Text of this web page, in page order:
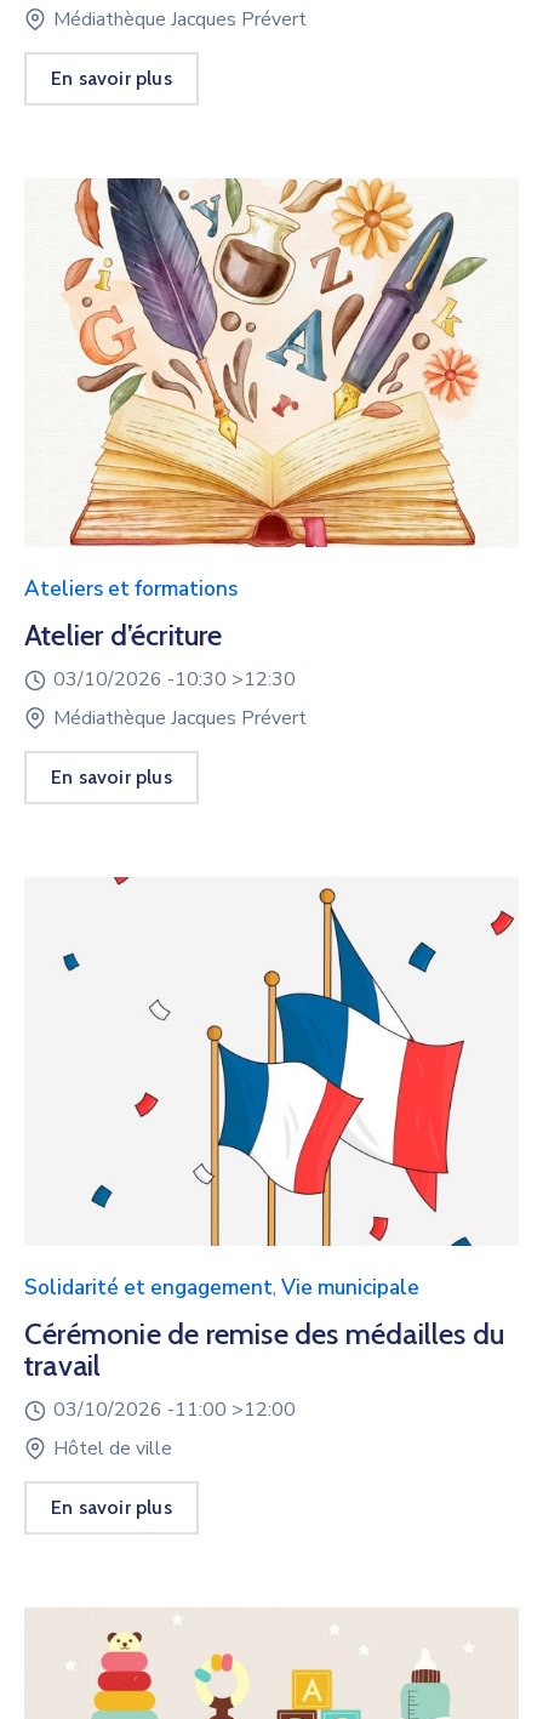
Médiathèque Jacques Prévert
En savoir plus
Ateliers et formations
Atelier d’écriture
03/10/2026 -10:30 >12:30
Médiathèque Jacques Prévert
En savoir plus
Solidarité et engagement, Vie municipale
Cérémonie de remise des médailles du
travail
03/10/2026 -11:00 >12:00
Hôtel de ville
En savoir plus